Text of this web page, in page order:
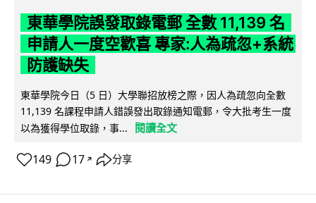
東華學院誤發取錄電郵 全數 11,139 名
申請人一度空歡喜 專家:人為疏忽+系統
防護缺失
東華學院今日（5 日）大學聯招放榜之際，因人為疏忽向全數
11,139 名課程申請人錯誤發出取錄通知電郵，令大批考生一度
以為獲得學位取錄，事...
閱讀全文
149 17 ↗ 分享